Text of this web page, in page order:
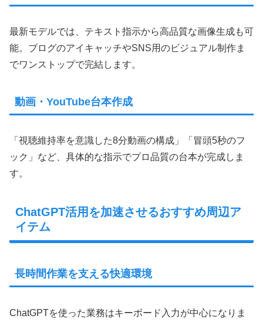
最新モデルでは、テキスト指示から高品質な画像生成も可
能。ブログのアイキャッチやSNS用のビジュアル制作ま
でワンストップで完結します。
動画・YouTube台本作成
「視聴維持率を意識した8分動画の構成」「冒頭5秒のフ
ック」など、具体的な指示でプロ品質の台本が完成しま
す。
ChatGPT活用を加速させるおすすめ周辺ア
イテム
長時間作業を支える快適環境
ChatGPTを使った業務はキーボード入力が中心になりま